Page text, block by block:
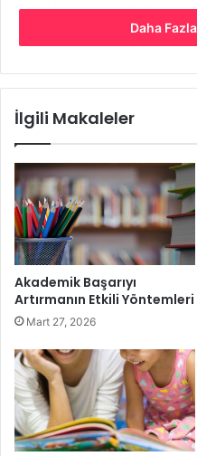
Dijital pazarlama
açıklayıcı değil, her
olanak tanır. Çoğu zaman,
gerçekte arkasında çok
Metin Yazarlığı Nedir, Ne İş Yapar
Metin Yazarlığı
Metin Yazarlığı, kullanıcıyı
Daha
İlgili Makaleler
Akademik Başarıyı
Artırmanın Etkili Yöntemleri
Mart 27, 2026